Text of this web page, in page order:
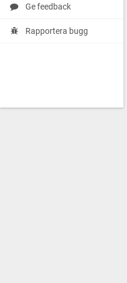
Ge feedback
Rapportera bugg